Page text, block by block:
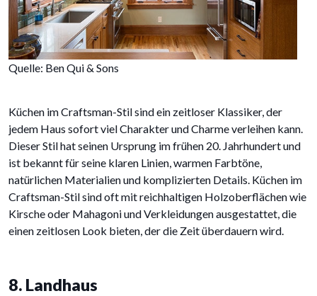
Quelle: Ben Qui & Sons
Küchen im Craftsman-Stil sind ein zeitloser Klassiker, der
jedem Haus sofort viel Charakter und Charme verleihen kann.
Dieser Stil hat seinen Ursprung im frühen 20. Jahrhundert und
ist bekannt für seine klaren Linien, warmen Farbtöne,
natürlichen Materialien und komplizierten Details. Küchen im
Craftsman-Stil sind oft mit reichhaltigen Holzoberflächen wie
Kirsche oder Mahagoni und Verkleidungen ausgestattet, die
einen zeitlosen Look bieten, der die Zeit überdauern wird.
8. Landhaus